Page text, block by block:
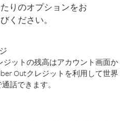
りのオプションをお
ください。
ジットの残高はアカウント画面か
Outクレジットを利用して世界
話できます。